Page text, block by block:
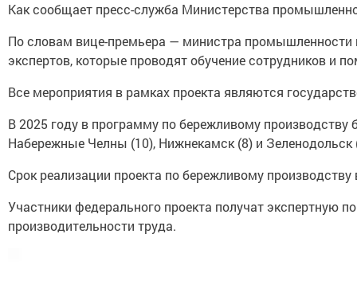
Как сообщает пресс-служба Министерства
По словам вице-премьера — министра промышленности
экспертов, которые проводят обучение сотрудников и
Все мероприятия в рамках проекта являются
В 2025 году в программу по бережливому производству
Набережные Челны (10), Нижнекамск (8) и Зеленодольск
Срок реализации проекта по бережливому
Участники федерального проекта получат экспертную
производительности труда.